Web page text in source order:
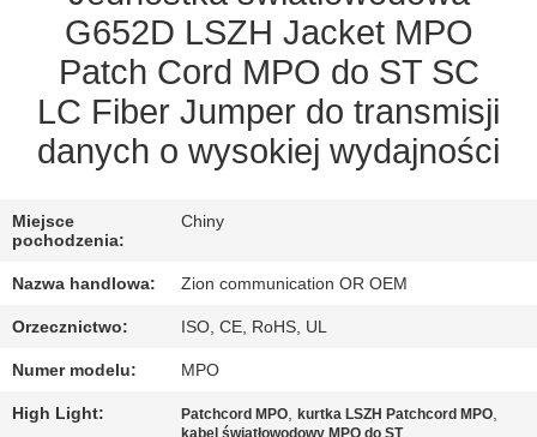
NAMI
POPROSIĆ
O
WYCENĘ
SITEMAP
PRIVACY
POLICY
G652D LSZH Jacket MPO
Patch Cord MPO do ST SC
LC Fiber Jumper do transmisji
danych o wysokiej wydajności
Miejsce
pochodzenia:
Chiny
Nazwa handlowa: Zion communication OR OEM
Orzecznictwo: ISO, CE, RoHS, UL
Numer modelu: MPO
High Light: Patchcord MPO,kurtka LSZH Patchcord MPO,